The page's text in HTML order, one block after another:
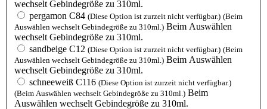
wechselt Gebindegröße zu 310ml.
pergamon C84 (Diese Option ist zurzeit nicht verfügbar.) (Beim
Auswählen wechselt Gebindegröße zu 310ml.) Beim Auswählen
wechselt Gebindegröße zu 310ml.
sandbeige C12 (Diese Option ist zurzeit nicht verfügbar.) (Beim
Auswählen wechselt Gebindegröße zu 310ml.) Beim Auswählen
wechselt Gebindegröße zu 310ml.
schneeweiß C116 (Diese Option ist zurzeit nicht verfügbar.)
(Beim Auswählen wechselt Gebindegröße zu 310ml.) Beim
Auswählen wechselt Gebindegröße zu 310ml.